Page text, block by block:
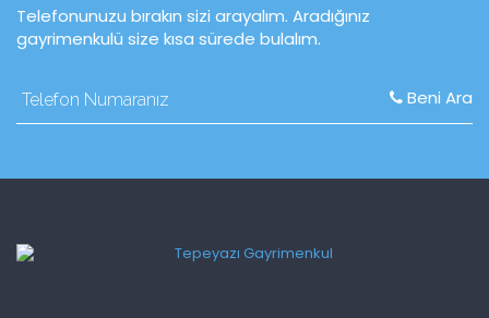
Telefonunuzu bırakın sizi arayalım. Aradığınız
gayrimenkulü size kısa sürede bulalım.
Beni Ara